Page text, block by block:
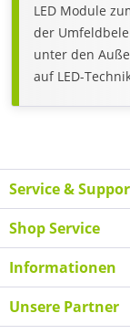
LED Module
der
unter den
auf LED-
Service &
Shop Service
Informationen
Unsere Partner